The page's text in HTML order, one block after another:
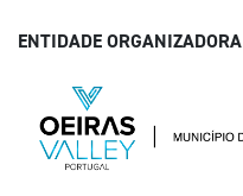
ENTIDADE ORGANIZADORA